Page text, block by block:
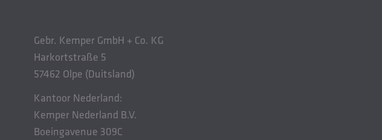
Gebr. Kemper GmbH + Co. KG
Harkortstraße 5
57462 Olpe (Duitsland)
Kantoor Nederland:
Kemper Nederland B.V.
Boeingavenue 309C